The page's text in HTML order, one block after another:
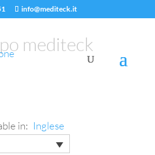
info@mediteck.it
mediteck
in: Inglese